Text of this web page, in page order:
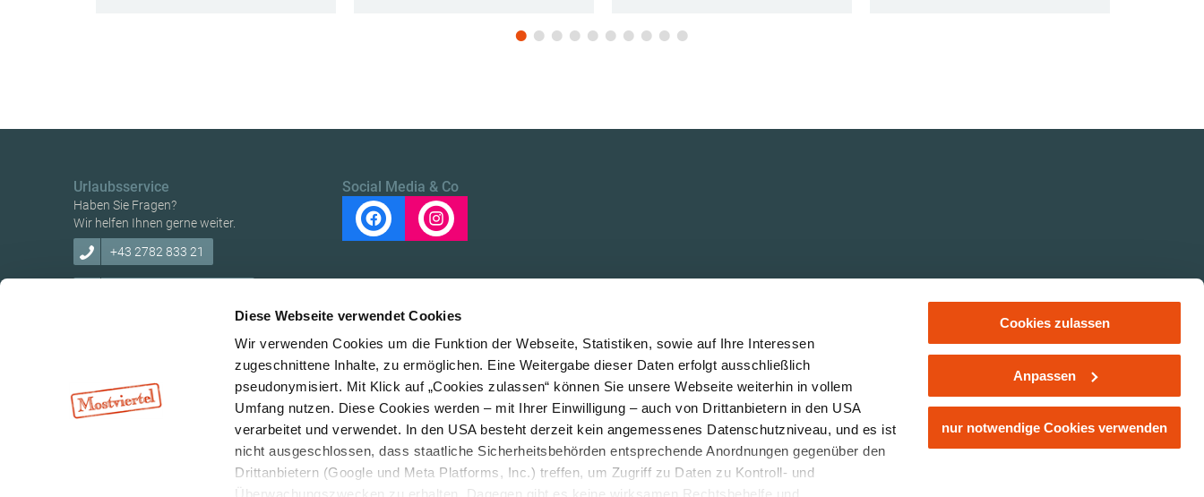
Diese Webseite verwendet Cookies
Wir verwenden Cookies um die Funktion der Webseite, Statistiken, sowie auf Ihre Interessen
zugeschnittene Inhalte, zu ermöglichen. Eine Weitergabe dieser Daten erfolgt ausschließlich
pseudonymisiert. Mit Klick auf „Cookies zulassen“ können Sie unsere Webseite weiterhin in vollem
Umfang nutzen. Diese Cookies werden – mit Ihrer Einwilligung – auch von Drittanbietern in den USA
verarbeitet und verwendet. In den USA besteht derzeit kein angemessenes Datenschutzniveau, und es ist
nicht ausgeschlossen, dass staatliche Sicherheitsbehörden entsprechende Anordnungen gegenüber den
Drittanbietern (Google und Meta Platforms, Inc.) treffen, um Zugriff zu Daten zu Kontroll- und
Cookies zulassen
Anpassen
nur notwendige Cookies verwenden
Urlaubsservice
Haben Sie Fragen?
Wir helfen Ihnen gerne weiter.
+43 2782 833 21
Social Media & Co
Über uns LE/LEADER 14-20 Impressum Datenschutz Partnerbereich